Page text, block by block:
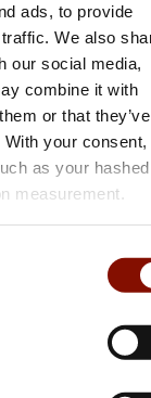
ads, to provide
We also
our social media,
combine it with
or that they’ve
your consent,
as your hashed
measurement.